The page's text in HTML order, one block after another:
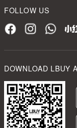
FOLLOW US
DOWNLOAD LBUY